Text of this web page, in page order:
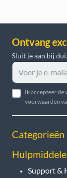
Ontvang
Sluit je aan bij
Ik accepteer de
voorwaarden
Categorieën
Support &